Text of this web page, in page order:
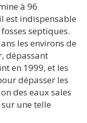
à 96
est indispensable
septiques.
les environs de
dépassant
en 1999, et les
dépasser les
des eaux sales
une telle